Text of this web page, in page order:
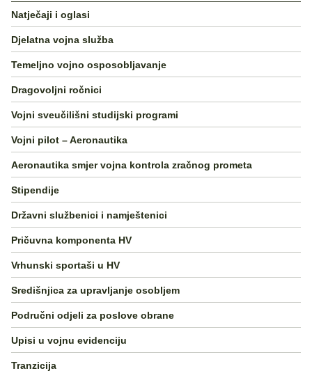
Natječaji i oglasi
Djelatna vojna služba
Temeljno vojno osposobljavanje
Dragovoljni ročnici
Vojni sveučilišni studijski programi
Vojni pilot – Aeronautika
Aeronautika smjer vojna kontrola zračnog prometa
Stipendije
Državni službenici i namještenici
Pričuvna komponenta HV
Vrhunski sportaši u HV
Središnjica za upravljanje osobljem
Područni odjeli za poslove obrane
Upisi u vojnu evidenciju
Tranzicija